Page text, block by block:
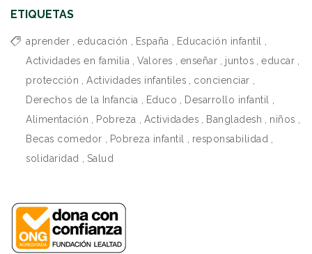
ETIQUETAS
aprender educación España Educación infantil
Actividades en familia
Valores enseñar juntos educar
protección
Actividades infantiles concienciar
Derechos de la Infancia
Educo Desarrollo infantil
Alimentación
Pobreza Actividades Bangladesh niños
Becas comedor
Pobreza infantil responsabilidad
solidaridad
Salud